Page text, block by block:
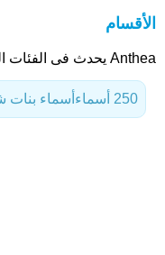
الأقسام
Anthea يحدث فى الفئات التالية
أسماء بنات 250 أسماء